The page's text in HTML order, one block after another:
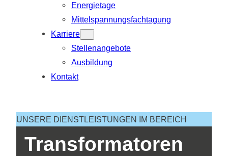
Energietage
Mittelspannungsfachtagung
Karriere
Stellenangebote
Ausbildung
Kontakt
UNSERE DIENSTLEISTUNGEN IM BEREICH
Transformatoren